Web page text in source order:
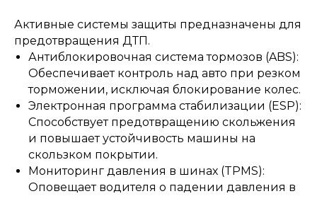
Активные системы защиты предназначены для
предотвращения ДТП.
Антиблокировочная система тормозов (ABS):
Обеспечивает контроль над авто при резком
торможении, исключая блокирование колес.
Электронная программа стабилизации (ESP):
Способствует предотвращению скольжения
и повышает устойчивость машины на
скользком покрытии.
Мониторинг давления в шинах (TPMS):
Оповещает водителя о падении давления в